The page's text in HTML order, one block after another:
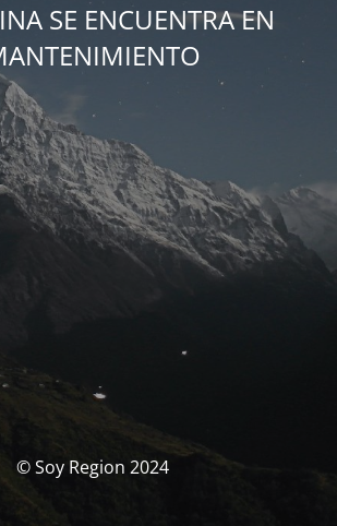
SE ENCUENTRA EN
© Soy Region 2024